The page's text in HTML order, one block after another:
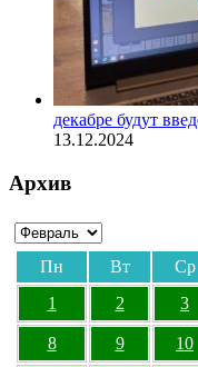
декабре будут
13.12.2024
Архив
Пн Вт Ср
1
2 3
8 9 10